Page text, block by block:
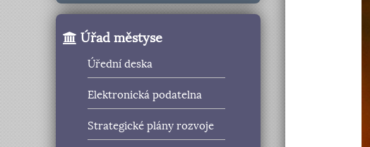
Úřad městyse
Úřední deska
Elektronická podatelna
Strategické plány rozvoje